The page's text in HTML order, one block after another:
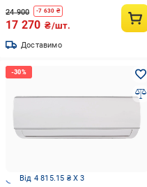
24 900 -7 630 ₴
17 270 ₴/шт.
Доставимо
Від 4 815.15 ₴ X 3